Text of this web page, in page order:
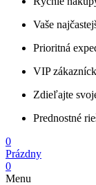
Vaše
Prioritná
VIP
Zdieľajte
Prednostné
0
Prázdny
0
Menu